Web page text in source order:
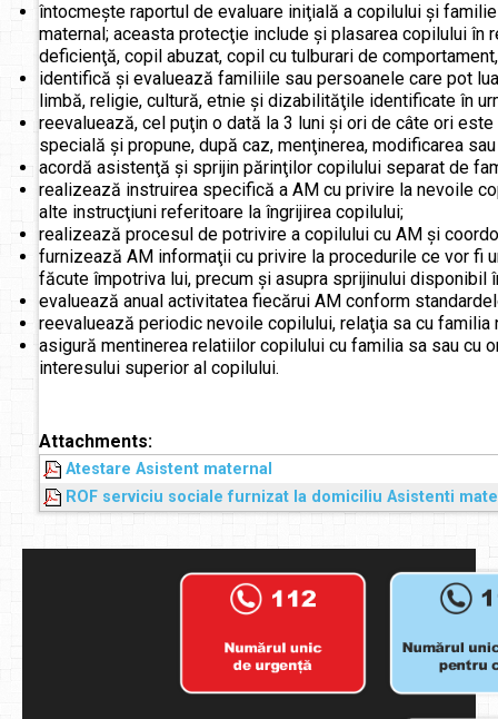
întocmeşte raportul de evaluare iniţială a copilului şi
maternal; aceasta protecţie include şi plasarea copilului
deficienţă, copil abuzat, copil cu tulburari de
identifică şi evaluează familiile sau persoanele care pot
limbă, religie, cultură, etnie şi dizabilităţile identificate în
reevaluează, cel puţin o dată la 3 luni şi ori de câte ori
specială şi propune, după caz, menţinerea, modificarea
acordă asistenţă şi sprijin părinţilor copilului separat de
realizează instruirea specifică a AM cu privire la nevoile
alte instrucţiuni referitoare la îngrijirea copilului;
realizează procesul de potrivire a copilului cu AM şi
furnizează AM informaţii cu privire la procedurile ce vor fi
făcute împotriva lui, precum şi asupra sprijinului disponibil
evaluează anual activitatea fiecărui AM conform
reevaluează periodic nevoile copilului, relaţia sa cu
asigură mentinerea relatiilor copilului cu familia sa sau cu
interesului superior al copilului.
Attachments:
Atestare Asistent maternal
ROF serviciu sociale furnizat la domiciliu Asistenti